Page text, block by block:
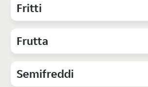
Fritti
Frutta
Semifreddi